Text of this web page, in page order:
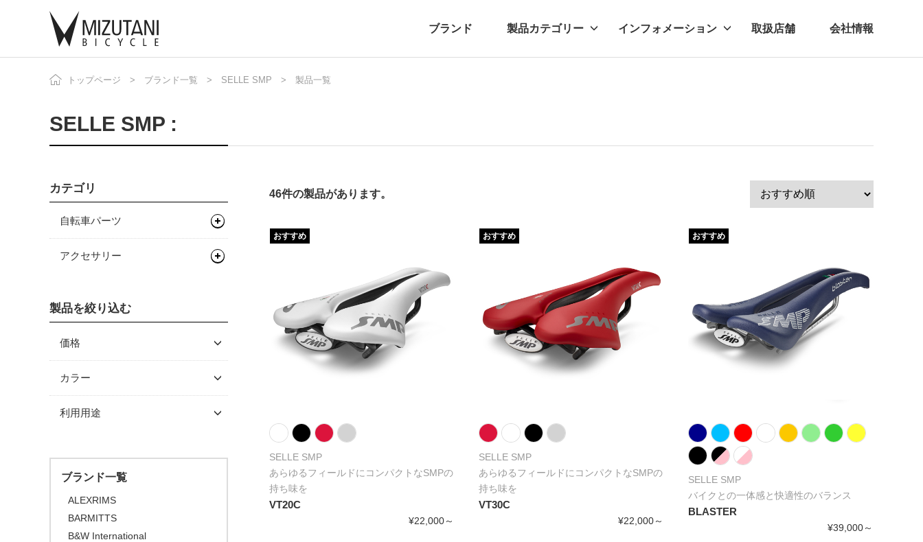
ブランド 製品カテゴリー
自転車
インフォメーション
ニュース
取扱店舗 会社情報
トップページ ブランド一覧 SELLE SMP 製品一覧
SELLE SMP :
46件の製品があります。
SELLE SMP
あらゆるフィールドにコンパクトなSMPの
持ち味を
VT20C
¥22,000～
おすすめ
SELLE SMP
あらゆるフィールドにコンパクトなSMPの
持ち味を
VT30C
¥22,000～
おすすめ
SELLE SMP
バイクとの一体感と快適性のバランス
BLASTER
¥39,000～
おすすめ
カテゴリ
自転車パーツ
サドル/シートポスト
バーテープ
アクセサリー
ド
製品を絞り込む
価格
～ \5,000
\5,001 ～ 10,000
\10,001 ～ 20,000
\30,001 ～ 50,000
\50,001 ～
カラー
利用用途
ブランド一覧
ALEXRIMS
BARMITTS
B&W International